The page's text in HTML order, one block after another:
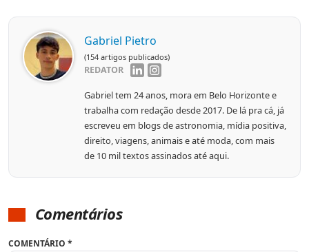
Gabriel Pietro
(154 artigos publicados)
REDATOR
Gabriel tem 24 anos, mora em Belo Horizonte e
trabalha com redação desde 2017. De lá pra cá, já
escreveu em blogs de astronomia, mídia positiva,
direito, viagens, animais e até moda, com mais
de 10 mil textos assinados até aqui.
Comentários
COMENTÁRIO *